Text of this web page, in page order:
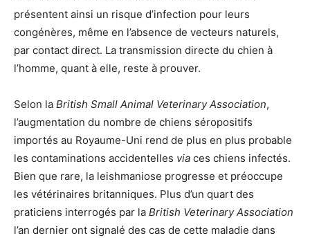
présentent ainsi un risque d’infection pour leurs
congénères, même en l’absence de vecteurs naturels,
par contact direct. La transmission directe du chien à
l’homme, quant à elle, reste à prouver.
Selon la British Small Animal Veterinary Association,
l’augmentation du nombre de chiens séropositifs
importés au Royaume-Uni rend de plus en plus probable
les contaminations accidentelles via ces chiens infectés.
Bien que rare, la leishmaniose progresse et préoccupe
les vétérinaires britanniques. Plus d’un quart des
praticiens interrogés par la British Veterinary Association
l’an dernier ont signalé des cas de cette maladie dans